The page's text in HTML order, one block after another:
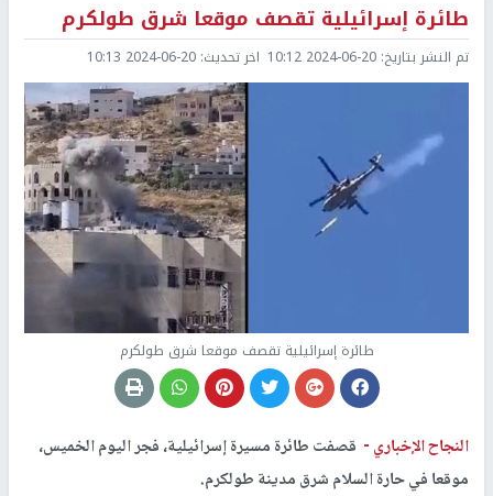
طائرة إسرائيلية تقصف موقعا شرق طولكرم
تم النشر بتاريخ: 2024-06-20 10:12 اخر تحديث: 2024-06-20 10:13
طائرة إسرائيلية تقصف موقعا شرق طولكرم
النجاح الإخباري - قصفت طائرة مسيرة إسرائيلية، فجر اليوم الخميس،
موقعا في حارة السلام شرق مدينة طولكرم.